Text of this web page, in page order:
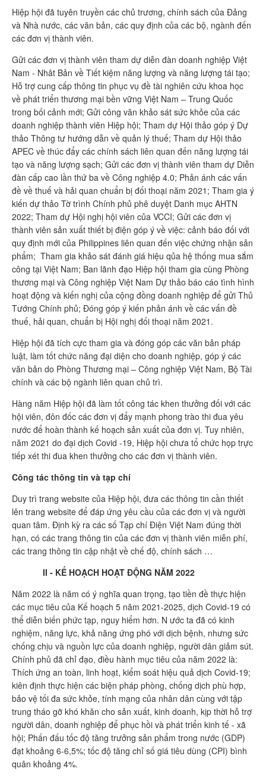
Hiệp hội đã tuyên truyền các chủ trương, chính sách của Đảng
và Nhà nước, các văn bản, các quy định của các bộ, ngành đến
các đơn vị thành viên.
Gửi các đơn vị thành viên tham dự diễn đàn doanh nghiệp Việt
Nam - Nhât Bản về Tiết kiệm năng lượng và năng lượng tái tạo;
Hỗ trợ cung cấp thông tin phục vụ đề tài nghiên cứu khoa học
về phát triển thương mại bền vững Việt Nam – Trung Quốc
trong bối cảnh mới; Gửi công văn khảo sát sức khỏe của các
doanh nghiệp thành viên Hiệp hội; Tham dự Hội thảo góp ý Dự
thảo Thông tư hướng dẫn về quản lý thuế; Tham dự Hội thảo
APEC về thúc đẩy các chính sách liên quan đến năng lượng tái
tạo và năng lượng sạch; Gửi các đơn vị thành viên tham dự Diễn
đàn cấp cao lần thứ ba về Công nghiệp 4.0; Phản ánh các vấn
đề về thuế và hải quan chuẩn bị đối thoại năm 2021; Tham gia ý
kiến dự thảo Tờ trình Chính phủ phê duyệt Danh mục AHTN
2022; Tham dự Hội nghị hội viên của VCCI; Gửi các đơn vị
thành viên sản xuất thiết bị điện góp ý về việc: cảnh báo đối với
quy định mới của Philippines liên quan đến việc chứng nhận sản
phẩm; Tham gia khảo sát đánh giá hiệu qủa hệ thống mua sắm
công tại Việt Nam; Ban lãnh đạo Hiệp hội tham gia cùng Phòng
thương mại và Công nghiệp Việt Nam Dự thảo báo cáo tình hình
hoạt động và kiến nghị của cộng đồng doanh nghiệp để gửi Thủ
Tướng Chính phủ; Đóng góp ý kiến phản ánh về các vấn đề
thuế, hải quan, chuẩn bị Hội nghị đối thoại năm 2021.
Hiệp hội đã tích cực tham gia và đóng góp các văn bản pháp
luật, làm tốt chức năng đại diện cho doanh nghiệp, góp ý các
văn bản do Phòng Thương mại – Công nghiệp Việt Nam, Bộ Tài
chính và các bộ ngành liên quan chủ trì.
Hàng năm Hiệp hội đã làm tốt công tác khen thưởng đối với các
hội viên, đôn đốc các đơn vị đẩy mạnh phong trào thi đua yêu
nước để hoàn thành kế hoạch sản xuất của đơn vị. Tuy nhiên,
năm 2021 do đại dịch Covid -19, Hiệp hội chưa tổ chức họp trực
tiếp xét thi đua khen thưởng cho các đơn vị thành viên.
Công tác thông tin và tạp chí
Duy trì trang website của Hiệp hội, đưa các thông tin cần thiết
lên trang website để đáp ứng yêu cầu của các đơn vị và người
quan tâm. Định kỳ ra các số Tạp chí Điện Việt Nam đúng thời
hạn, có các trang thông tin của các đơn vị thành viên miễn phí,
các trang thông tin cập nhật về chế độ, chính sách …
II - KẾ HOẠCH HOẠT ĐỘNG NĂM 2022
Năm 2022 là năm có ý nghĩa quan trọng, tạo tiền đề thực hiện
các mục tiêu của Kế hoạch 5 năm 2021-2025, dịch Covid-19 có
thể diễn biến phức tạp, nguy hiểm hơn. N ước ta đã có kinh
nghiệm, năng lực, khả năng ứng phó với dịch bệnh, nhưng sức
chống chịu và nguồn lực của doanh nghiệp, người dân giảm sút.
Chính phủ đã chỉ đạo, điều hành mục tiêu của năm 2022 là:
Thích ứng an toàn, linh hoạt, kiểm soát hiệu quả dịch Covid-19;
kiên định thực hiện các biện pháp phòng, chống dịch phù hợp,
bảo vệ tối đa sức khỏe, tính mạng của nhân dân cùng với tập
trung tháo gỡ khó khăn cho sản xuất, kinh doanh, kịp thời hỗ trợ
người dân, doanh nghiệp để phục hồi và phát triển kinh tế - xã
hội; Phấn đấu tốc độ tăng trưởng sản phẩm trong nước (GDP)
đạt khoảng 6-6,5%; tốc độ tăng chỉ số giá tiêu dùng (CPI) bình
quân khoảng 4%.